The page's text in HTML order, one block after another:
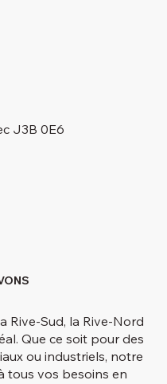
J3B 0E6
Rive-Sud, la Rive-Nord
Que ce soit pour des
ou industriels, notre
tous vos besoins en